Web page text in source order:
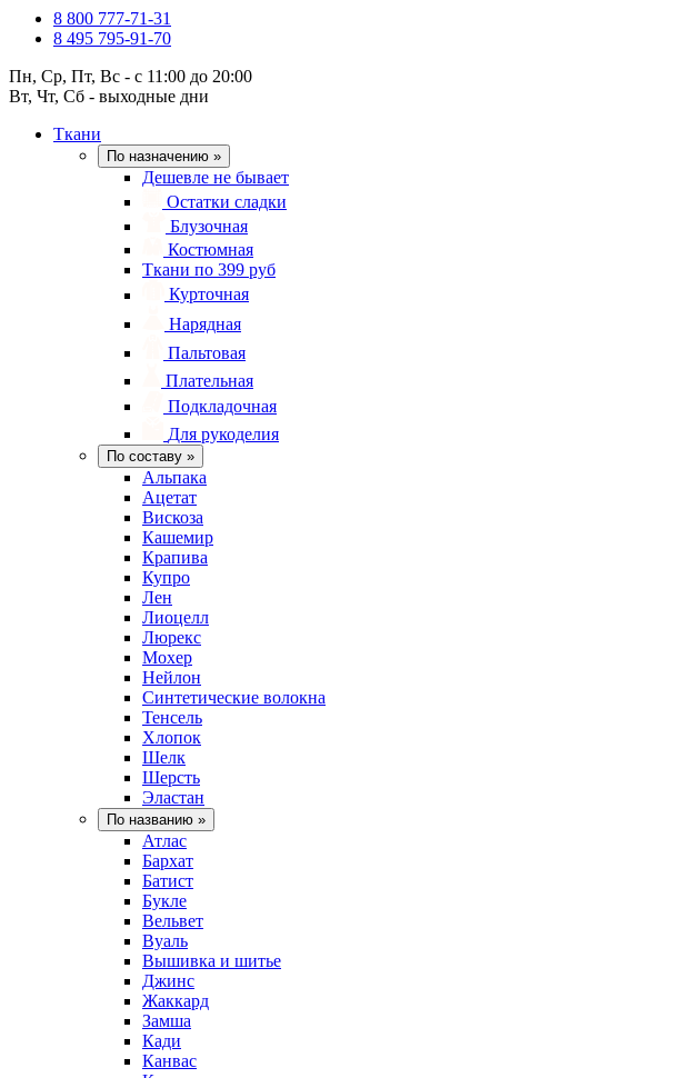
8 800 777-71-31
8 495 795-91-70
Пн, Ср, Пт, Вс - с 11:00 до 20:00
Вт, Чт, Сб - выходные дни
Ткани
По назначению »
Дешевле не бывает
Остатки сладки
Блузочная
Костюмная
Ткани по 399 руб
Курточная
Нарядная
Пальтовая
Плательная
Подкладочная
Для рукоделия
По составу »
Альпака
Ацетат
Вискоза
Кашемир
Крапива
Купро
Лен
Лиоцелл
Люрекс
Мохер
Нейлон
Синтетические волокна
Тенсель
Хлопок
Шелк
Шерсть
Эластан
По названию »
Атлас
Бархат
Батист
Букле
Вельвет
Вуаль
Вышивка и шитье
Джинс
Жаккард
Замша
Кади
Канвас